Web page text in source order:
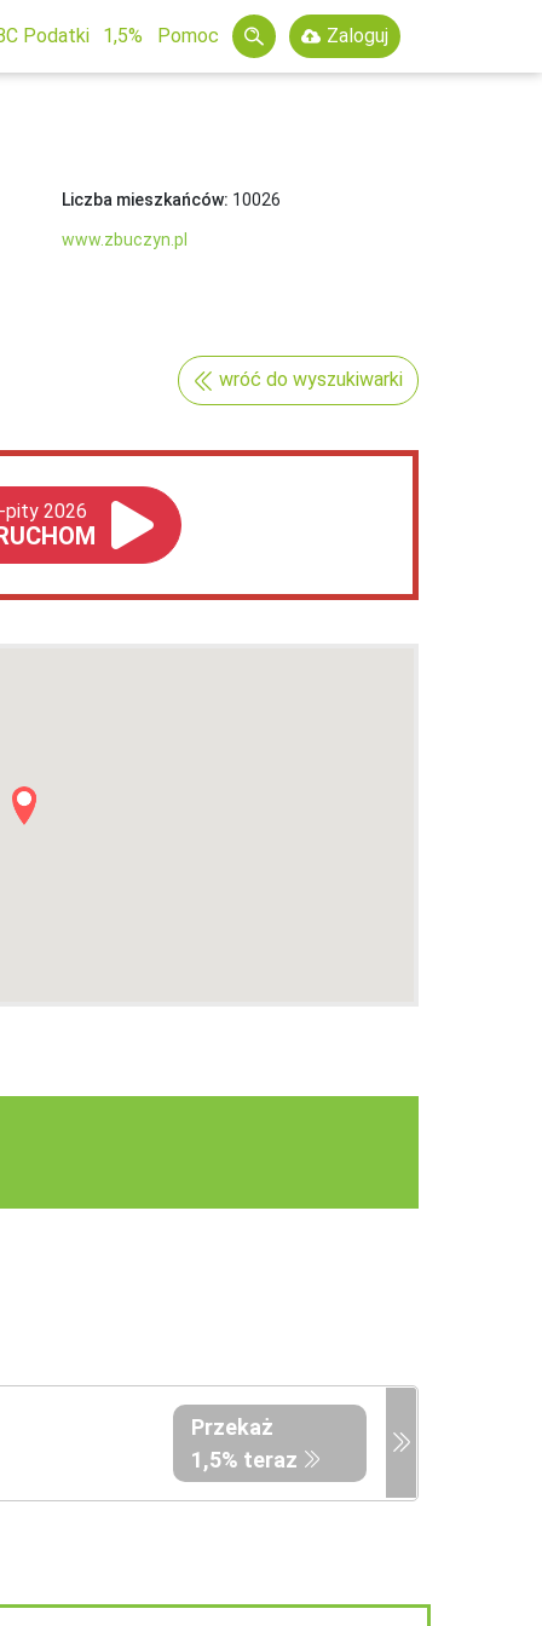
Podatki 1,5% Pomoc Zaloguj
Liczba mieszkańców: 10026
www.zbuczyn.pl
wróć do wyszukiwarki
pity 2026
Przekaż
1,5% teraz